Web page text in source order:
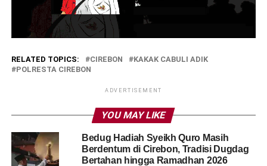
RELATED TOPICS: CIREBON
KAKAK CABULI ADIK
POLRESTA CIREBON
ADVERTISEMENT
YOU MAY LIKE
Bedug Hadiah Syeikh Quro Masih
Berdentum di Cirebon, Tradisi Dugdag
Bertahan hingga Ramadhan 2026